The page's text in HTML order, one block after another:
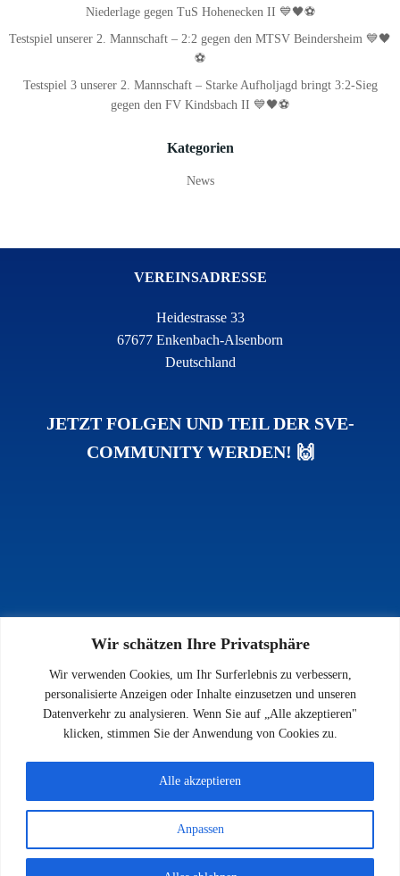
Wir schätzen Ihre Privatsphäre
Wir verwenden Cookies, um Ihr Surferlebnis zu verbessern,
personalisierte Anzeigen oder Inhalte einzusetzen und unseren
Datenverkehr zu analysieren. Wenn Sie auf „Alle akzeptieren"
klicken, stimmen Sie der Anwendung von Cookies zu.
Anpassen
Alle akzeptieren
Niederlage gegen TuS Hohenecken II 💙🖤⚽
Testspiel unserer 2. Mannschaft – 2:2 gegen den MTSV Beindersheim 💙🖤
⚽
Testspiel 3 unserer 2. Mannschaft – Starke Aufholjagd bringt 3:2-Sieg
gegen den FV Kindsbach II 💙🖤⚽
Kategorien
News
VEREINSADRESSE
Heidestrasse 33
67677 Enkenbach-Alsenborn
Deutschland
JETZT FOLGEN UND TEIL DER SVE-
COMMUNITY WERDEN! 🙌
INFOS
Impressum
Datenschutz
Kontakt
© 2026 SV 1923 Enkenbach e.V.